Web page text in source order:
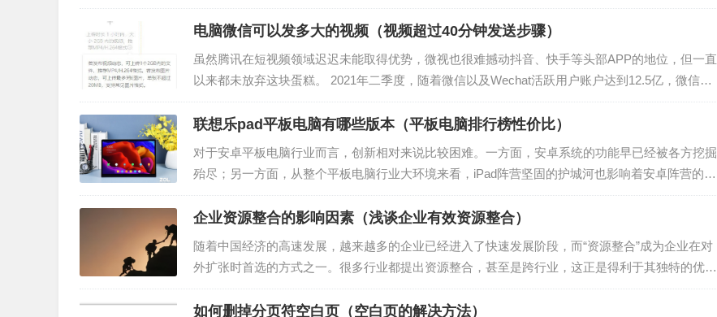
年天津市劳动模范，1998年全国教育系统巾帼建功标兵、全国…
电脑微信可以发多大的视频（视频超过40分钟发送步骤）
虽然腾讯在短视频领域迟迟未能取得优势，微视也很难撼动抖音、快手等头部APP的地位，但一直
以来都未放弃这块蛋糕。 2021年二季度，随着微信以及Wechat活跃用户账户达到12.5亿，微信视
频号的成长空间也被进一步拉大。而腾讯也很可能在短视频…
联想乐pad平板电脑有哪些版本（平板电脑排行榜性价比）
对于安卓平板电脑行业而言，创新相对来说比较困难。一方面，安卓系统的功能早已经被各方挖掘
殆尽；另一方面，从整个平板电脑行业大环境来看，iPad阵营坚固的护城河也影响着安卓阵营的创
新欲望。再加上时下热衷于投身平板电脑行业的品牌本来就不像以往那么…
企业资源整合的影响因素（浅谈企业有效资源整合）
随着中国经济的高速发展，越来越多的企业已经进入了快速发展阶段，而“资源整合”成为企业在对
外扩张时首选的方式之一。很多行业都提出资源整合，甚至是跨行业，这正是得利于其独特的优
势。资源整合，是企业运营中各种资源优化、重新配置的过程，是企业跨越式…
如何删掉分页符空白页（空白页的解决方法）